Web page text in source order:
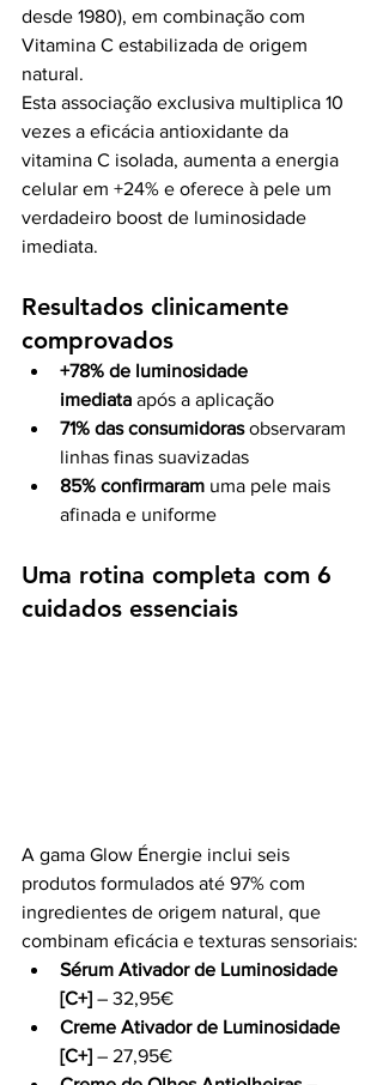
desde 1980), em combinação com
Vitamina C estabilizada de origem
natural.
Esta associação exclusiva multiplica 10
vezes a eficácia antioxidante da
vitamina C isolada, aumenta a energia
celular em +24% e oferece à pele um
verdadeiro boost de luminosidade
imediata.
Resultados clinicamente
comprovados
+78% de luminosidade
imediata após a aplicação
71% das consumidoras observaram
linhas finas suavizadas
85% confirmaram uma pele mais
afinada e uniforme
Uma rotina completa com 6
cuidados essenciais
A gama Glow Énergie inclui seis
produtos formulados até 97% com
ingredientes de origem natural, que
combinam eficácia e texturas sensoriais:
Sérum Ativador de Luminosidade
[C+] – 32,95€
Creme Ativador de Luminosidade
[C+] – 27,95€